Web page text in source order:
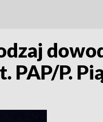
PAP/P.